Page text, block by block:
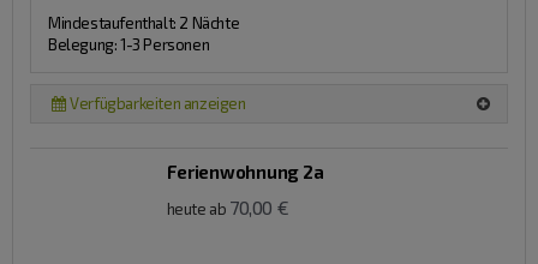
Mindestaufenthalt: 2 Nächte
Belegung: 1-3 Personen
Verfügbarkeiten anzeigen
Ferienwohnung 2a
heute ab 70,00 €